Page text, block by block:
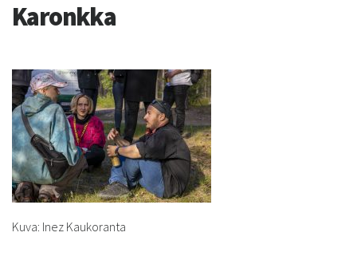
Karonkka
Kuva: Inez Kaukoranta